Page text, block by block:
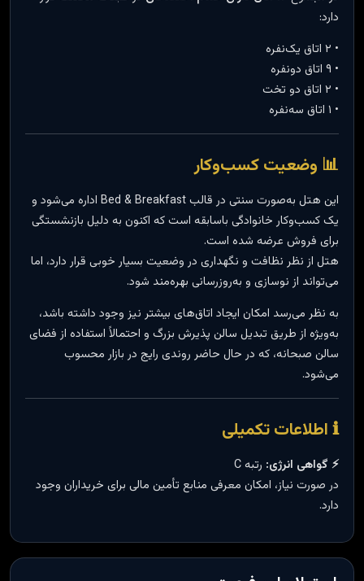
دارد:
• ۲ اتاق یک‌نفره
• ۹ اتاق دونفره
• ۲ اتاق دو تخت
• ۱ اتاق سه‌نفره
📊 وضعیت کسب‌وکار
این هتل به‌صورت سنتی در قالب Bed & Breakfast اداره می‌شود و
یک کسب‌وکار خانوادگی باسابقه است که اکنون به دلیل بازنشستگی
برای فروش عرضه شده است.
هتل از نظر نظافت و نگهداری در وضعیت بسیار خوبی قرار دارد، اما
می‌تواند از نوسازی و به‌روزرسانی بهره‌مند شود.
به نظر می‌رسد امکان ایجاد اتاق‌های بیشتر نیز وجود داشته باشد،
به‌ویژه از طریق تبدیل سالن پذیرش بزرگ و احتمالاً استفاده از فضای
سالن صبحانه، که در حال حاضر روندی رایج در بازار محسوب
می‌شود.
ℹ️ اطلاعات تکمیلی
⚡ گواهی انرژی: رتبه C
در صورت نیاز، امکان معرفی منابع تأمین مالی برای خریداران وجود
دارد.